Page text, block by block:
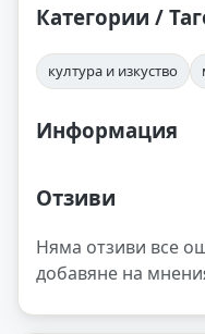
Категории /
култура и изкуство
Информация
Отзиви
Няма отзиви все
добавяне на